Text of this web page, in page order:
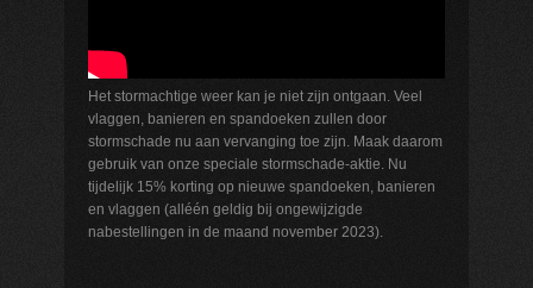
Het stormachtige weer kan je niet zijn ontgaan. Veel
vlaggen, banieren en spandoeken zullen door
stormschade nu aan vervanging toe zijn. Maak daarom
gebruik van onze speciale stormschade-aktie. Nu
tijdelijk 15% korting op nieuwe spandoeken, banieren
en vlaggen (alléén geldig bij ongewijzigde
nabestellingen in de maand november 2023).